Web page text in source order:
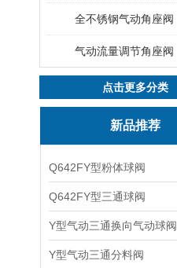
全不锈钢气动角座阀
气动流量调节角座阀
点击更多分类
新品推荐
Q642FY型粉体球阀
Q642FY型三通球阀
Y型气动三通换向气动球阀
Y型气动三通分料阀